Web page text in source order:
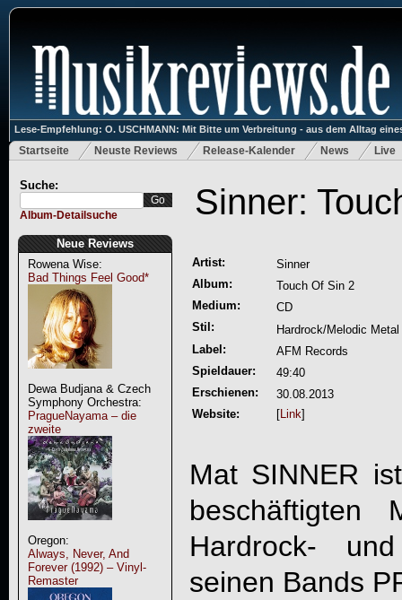
Lese-Empfehlung: O. USCHMANN: Mit Bitte um Verbreitung - aus dem Alltag
Startseite Neuste Reviews Release-Kalender News Live
Suche:
Album-Detailsuche
Neue Reviews
Rowena Wise:
Bad Things Feel Good*
Dewa Budjana & Czech
Symphony Orchestra:
PragueNayama – die
zweite
Oregon:
Always, Never, And
Forever (1992) – Vinyl-
Remaster
Sinner:
Artist:
Sinner
Album:
Touch Of Sin 2
Medium:
CD
Stil:
Hardrock/Melodic Metal
Label:
AFM Records
Spieldauer:
49:40
Erschienen:
30.08.2013
Website:
[Link]
Mat SINNER
beschäftigten
Hardrock-
seinen Bands